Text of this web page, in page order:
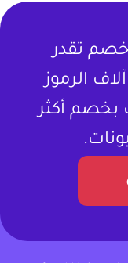
تقدر
الرموز
بخصم أكثر